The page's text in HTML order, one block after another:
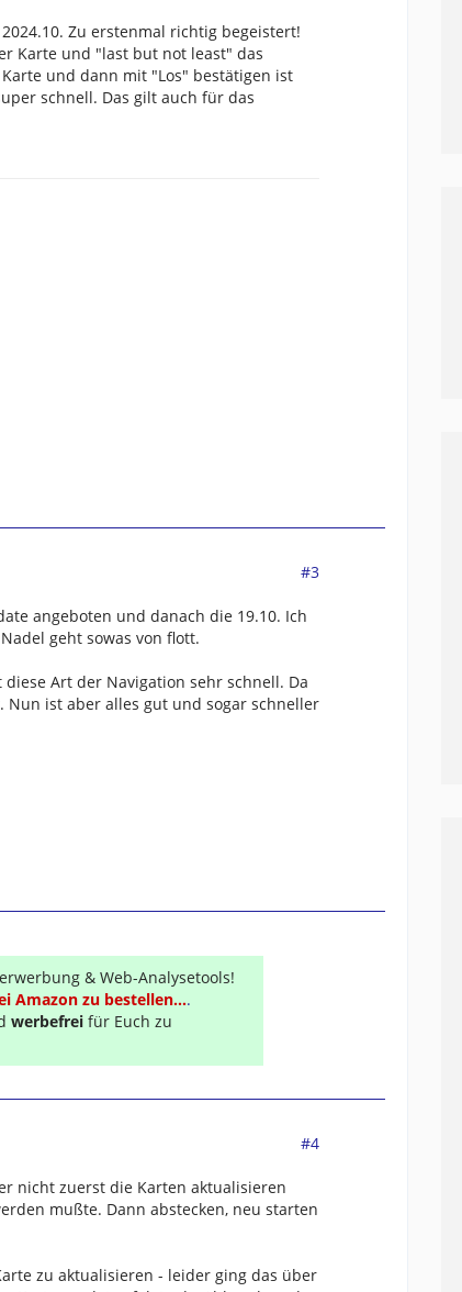
Zu erstenmal richtig begeistert!
Karte und "last but not least" das
und dann mit "Los" bestätigen ist
schnell. Das gilt auch für das
#3
angeboten und danach die 19.10. Ich
geht sowas von flott.
Art der Navigation sehr schnell. Da
ist aber alles gut und sogar schneller
& Web-Analysetools!
Amazon zu bestellen....
werbefrei für Euch zu
#4
nicht zuerst die Karten aktualisieren
mußte. Dann abstecken, neu starten
zu aktualisieren - leider ging das über